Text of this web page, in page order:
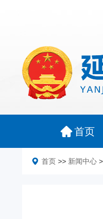
首页
首页 >> 新闻中心